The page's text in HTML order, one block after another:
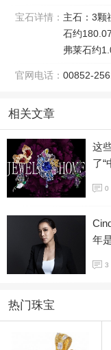
宝石详情： 主石：3颗
石约
弗莱石约
官网电话： 00852-
相关文章
这
了“
0
年
3
热门珠宝